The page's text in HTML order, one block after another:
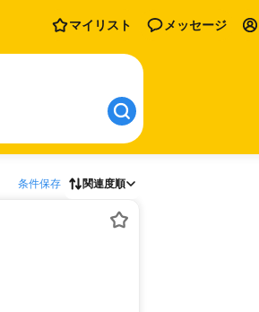
マイリスト メッセージ
条件保存 関連度順